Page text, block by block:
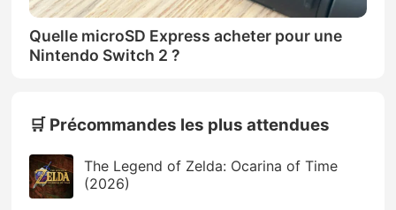
Quelle microSD Express acheter pour une
Nintendo Switch 2 ?
🛒 Précommandes les plus attendues
The Legend of Zelda: Ocarina of Time
(2026)